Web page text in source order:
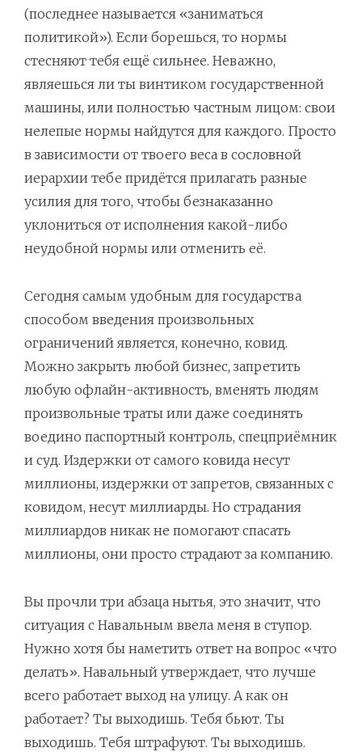
(последнее называется «заниматься
политикой»). Если борешься, то нормы
стесняют тебя ещё сильнее. Неважно,
являешься ли ты винтиком государственной
машины, или полностью частным лицом: свои
нелепые нормы найдутся для каждого. Просто
в зависимости от твоего веса в сословной
иерархии тебе придётся прилагать разные
усилия для того, чтобы безнаказанно
уклониться от исполнения какой-либо
неудобной нормы или отменить её.
Сегодня самым удобным для государства
способом введения произвольных
ограничений является, конечно, ковид.
Можно закрыть любой бизнес, запретить
любую офлайн-активность, вменять людям
произвольные траты или даже соединять
воедино паспортный контроль, спецприёмник
и суд. Издержки от самого ковида несут
миллионы, издержки от запретов, связанных с
ковидом, несут миллиарды. Но страдания
миллиардов никак не помогают спасать
миллионы, они просто страдают за компанию.
Вы прочли три абзаца нытья, это значит, что
ситуация с Навальным ввела меня в ступор.
Нужно хотя бы наметить ответ на вопрос «что
делать». Навальный утверждает, что лучше
всего работает выход на улицу. А как он
работает? Ты выходишь. Тебя бьют. Ты
выходишь. Тебя штрафуют. Ты выходишь.